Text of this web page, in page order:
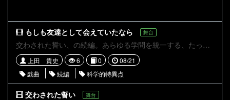
もしも友達として会えていたなら 舞台
交わされた誓い、の続編。あらゆる学問を統一する、たった1本のテンプレート方程式。それがAIにより読み込まれたあとの世界。 エミリーは、攘夷軍のなかでカリスマ性を発揮し、他の兵士たちの士気は上がっていた。そんなエミリー率いる部隊に、リタたちは敗走を余儀なくされていた。そして、遂にエミリーは、リタを追い詰めたのでした
上田 貴史 6 0
08/21
戯曲
続編 科学的特異点
交わされた誓い 舞台